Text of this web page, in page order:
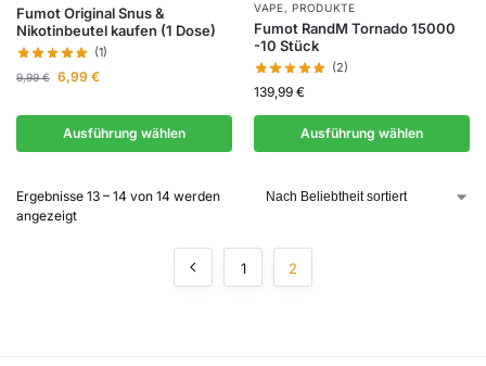
Fumot Original Snus &
Nikotinbeutel kaufen (1 Dose)
(1)
9,99€ 6,99 €
Ausführung wählen
VAPE,PRODUKTE
Fumot RandM Tornado 15000
-10 Stück
(2)
139,99 €
Ausführung wählen
Ergebnisse 13 – 14 von 14 werden
angezeigt
1 2